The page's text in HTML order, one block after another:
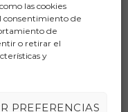
las cookies
consentimiento de
de
o retirar el
y
PREFERENCIAS